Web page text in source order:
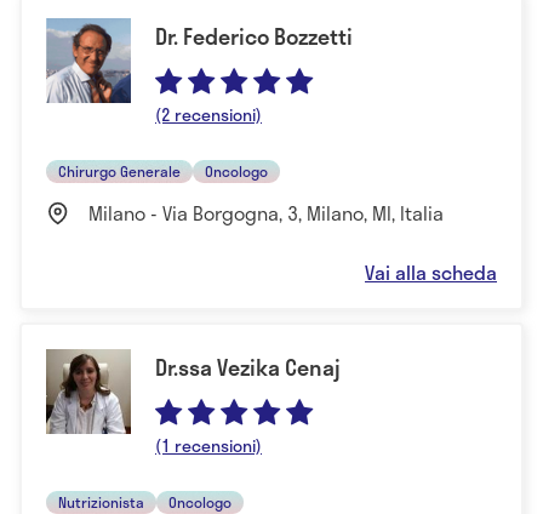
Dr. Federico Bozzetti
(2 recensioni)
Chirurgo Generale Oncologo
Milano - Via Borgogna, 3, Milano, MI, Italia
Vai alla scheda
Dr.ssa Vezika Cenaj
(1 recensioni)
Nutrizionista Oncologo